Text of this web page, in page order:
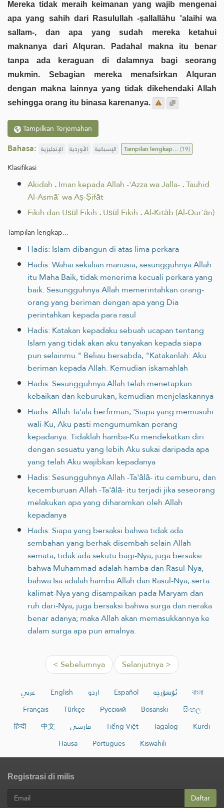
Mereka tidak meraih keimanan yang wajib mengenai
apa yang sahih dari Rasulullah -ṣallallāhu 'alaihi wa
sallam-, dan apa yang sudah mereka ketahui
maknanya dari Alquran. Padahal makna itu benar
tanpa ada keraguan di dalamnya bagi seorang
mukmin. Sebagian mereka menafsirkan Alquran
dengan makna lainnya yang tidak dikehendaki Allah
sehingga orang itu binasa karenanya.
Tampilkan Terjemahan
Bahasa: الإنجليزية الأوردية الإسبانية Tampilan lengkap...(19)
Klasifikasi
Akidah .Iman kepada Allah -'Azza wa Jalla-.Tauhid
Al-Asmā` wa Aṣ-Ṣifāt
Fikih dan Uṣūl Fikih .Uṣūl Fikih .Al-Kitāb (Al-Qur`ān)
Tampilan lengkap...
Hadis: Islam dibangun di atas lima perkara
Hadis: Wahai sekalian manusia, sesungguhnya Allah
itu Maha Baik, tidak menerima kecuali perkara yang
baik. Sesungguhnya Allah memerintahkan orang-
orang yang beriman dengan apa yang Dia
perintahkan kepada para rasul
Hadis: Katakan kepadaku sebuah ucapan tentang
Islam yang tidak akan aku tanyakan kepada siapa
pun selainmu." Beliau bersabda, "Katakanlah: Aku
beriman kepada Allah. Kemudian iskamahlah
Hadis: Sesungguhnya Allah telah menetapkan
kebaikan dan keburukan, kemudian menjelaskannya
Hadis: Allah Ta'ala berfirman, 'Siapa yang memusuhi
wali-Ku, Aku pasti mengumumkan perang
kepadanya. Tidaklah hamba-Ku mendekatkan diri
dengan sesuatu yang lebih Aku sukai daripada apa
yang telah Aku wajibkan kepadanya
Hadis: Sesungguhnya Allah -Ta'ālā- itu cemburu, dan
kecemburuan Allah -Ta'ālā- itu terjadi jika seseorang
melakukan apa yang diharamkan oleh Allah
kepadanya
Hadis: Siapa yang bersaksi bahwa tidak ada
sembahan yang berhak disembah selain Allah
semata, tidak ada sekutu bagi-Nya, juga bersaksi
bahwa Muhammad adalah hamba dan Rasul-Nya,
bahwa Isa adalah hamba Allah dan Rasul-Nya, serta
kalimat-Nya yang disampaikan pada Maryam dan
ruh dari-Nya, juga bersaksi bahwa surga dan neraka
benar adanya; maka Allah akan memasukkannya ke
dalam surga apa pun amalnya.
< Sebelumnya Selanjutnya >
عربي English اردو Español ئۇيغۇرچە
বাংলা
Français
Türkçe Русский Bosanski
සිංහල
हिन्दी
中文 فارسی Tiếng Việt Tagalog
Kurdî
Hausa
Português Kiswahili
Registrasi di milis
Daftar